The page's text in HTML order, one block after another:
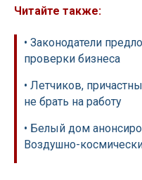
Читайте также:
• Законодатели
проверки бизнеса
• Летчиков,
не брать на работу
• Белый дом
Воздушно-